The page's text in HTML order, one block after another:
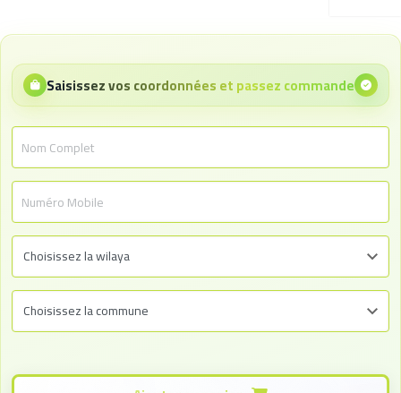
Saisissez vos coordonnées et passez commande